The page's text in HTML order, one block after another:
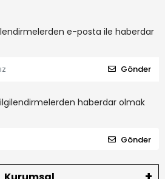
e-posta ile haberdar
Gönder
haberdar olmak
Gönder